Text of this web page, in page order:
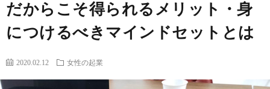
だからこそ得られるメリット・身
につけるべきマインドセットとは
2020.02.12 女性の起業